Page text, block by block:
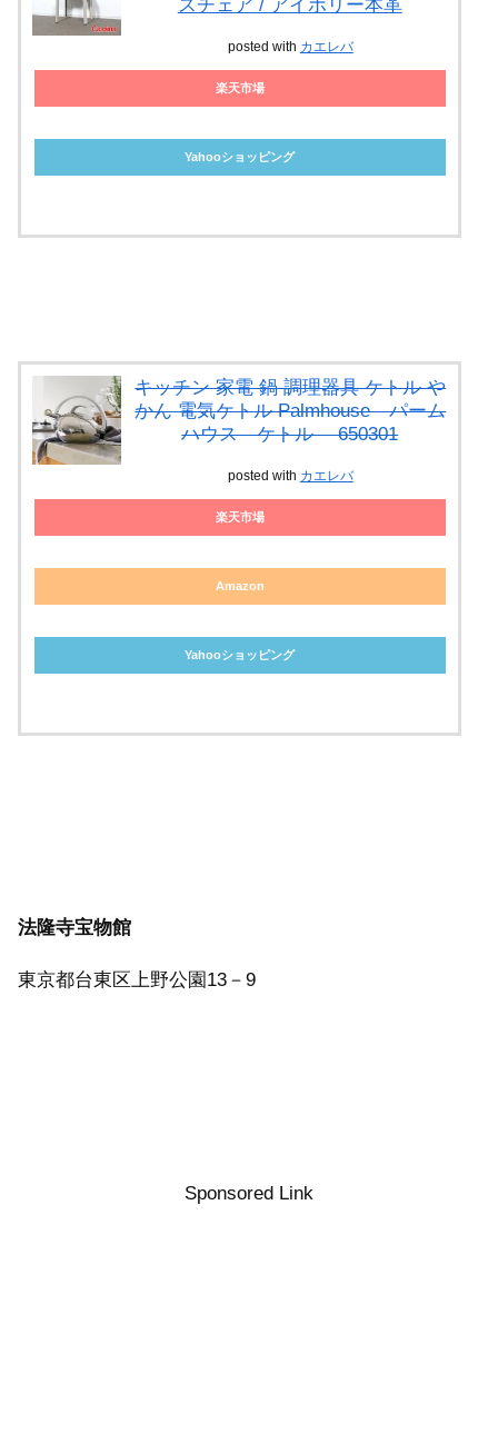
スチェア / アイボリー本革
posted with カエレバ
楽天市場
Yahooショッピング
キッチン 家電 鍋 調理器具 ケトル や
かん 電気ケトル Palmhouse パーム
ハウス ケトル 650301
posted with カエレバ
楽天市場
Amazon
Yahooショッピング
法隆寺宝物館
東京都台東区上野公園13－9
Sponsored Link